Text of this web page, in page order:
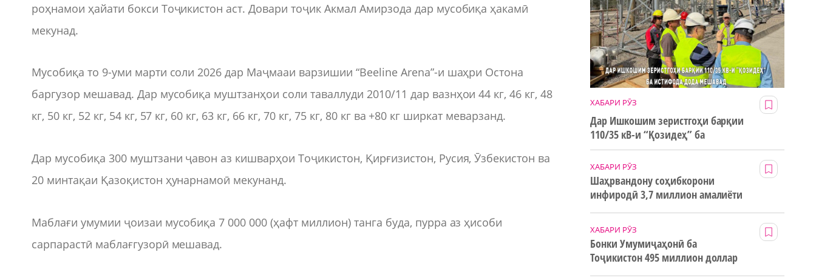
роҳнамои ҳайати бокси Тоҷикистон аст. Довари тоҷик Акмал Амирзода дар мусобиқа ҳакамӣ
мекунад.
Мусобиқа то 9-уми марти соли 2026 дар Маҷмааи варзишии “Beeline Arena”-и шаҳри Остона
баргузор мешавад. Дар мусобиқа муштзанҳои соли таваллуди 2010/11 дар вазнҳои 44 кг, 46 кг, 48
кг, 50 кг, 52 кг, 54 кг, 57 кг, 60 кг, 63 кг, 66 кг, 70 кг, 75 кг, 80 кг ва +80 кг ширкат меварзанд.
Дар мусобиқа 300 муштзани ҷавон аз кишварҳои Тоҷикистон, Қирғизистон, Русия, Ӯзбекистон ва
20 минтақаи Қазоқистон ҳунарнамоӣ мекунанд.
Маблағи умумии ҷоизаи мусобиқа 7 000 000 (ҳафт миллион) танга буда, пурра аз ҳисоби
сарпарастӣ маблағгузорӣ мешавад.
ХАБАРИ РӮЗ
Дар Ишкошим зеристгоҳи барқии
110/35 кВ-и “Қозидеҳ” ба
истифода дода мешавад
ХАБАРИ РӮЗ
Шаҳрвандону соҳибкорони
инфиродӣ 3,7 миллион амалиёти
ХАБАРИ РӮЗ
Бонки Умумиҷаҳонӣ ба
Тоҷикистон 495 миллион доллар